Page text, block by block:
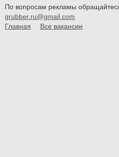
По вопросам рекламы
grubber.ru@gmail.com
Главная
Все вакансии